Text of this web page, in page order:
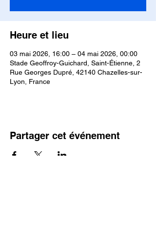
Heure et lieu
03 mai 2026, 16:00 – 04 mai 2026, 00:00
Stade Geoffroy-Guichard, Saint-Étienne, 2
Rue Georges Dupré, 42140 Chazelles-sur-
Lyon, France
Partager cet événement